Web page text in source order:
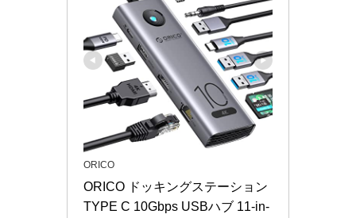
ORICO
ORICO ドッキングステーション
TYPE C 10Gbps USBハブ 11-in-